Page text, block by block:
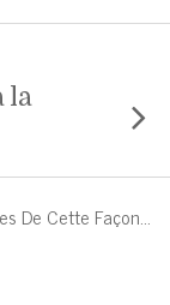
la
De Cette Façon…